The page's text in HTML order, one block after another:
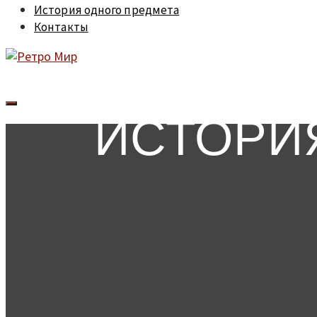
История одного предмета
Контакты